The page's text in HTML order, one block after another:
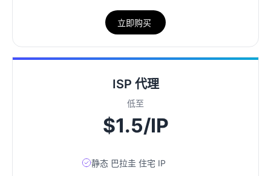
立即购买
ISP 代理
低至
$1.5/IP
静态 巴拉圭 住宅 IP